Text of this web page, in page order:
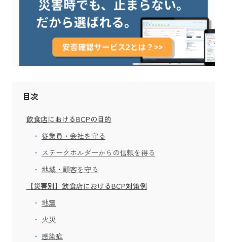
目次
飲食店におけるBCPの目的
従業員・会社を守る
ステークホルダーからの信頼を得る
地域・顧客を守る
【災害別】飲食店におけるBCP対策例
地震
火災
感染症